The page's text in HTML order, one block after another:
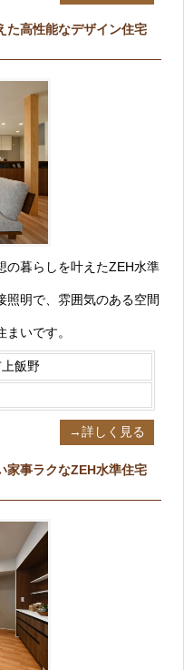
た高性能なデザイン住宅
の暮らしを叶えたZEH水準
照明で、雰囲気のある空間
いです。
飯野
→詳しく見る
家事ラクなZEH水準住宅